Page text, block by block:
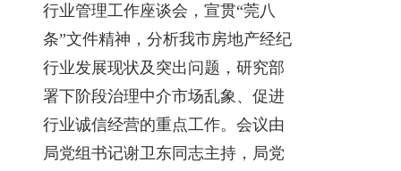
行业管理工作座谈会，宣贯“莞八
条”文件精神，分析我市房地产经纪
行业发展现状及突出问题，研究部
署下阶段治理中介市场乱象、促进
行业诚信经营的重点工作。会议由
局党组书记谢卫东同志主持，局党